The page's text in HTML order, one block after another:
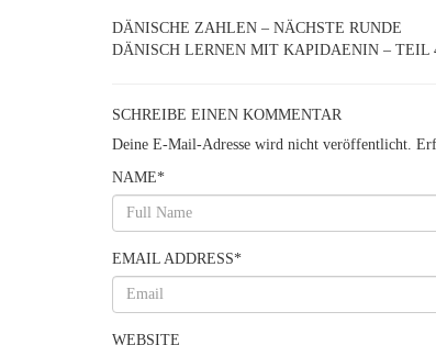
DÄNISCHE ZAHLEN – NÄCHSTE RUNDE
DÄNISCH LERNEN MIT KAPIDAENIN – TEIL
SCHREIBE EINEN KOMMENTAR
Deine E-Mail-Adresse wird nicht veröffentlicht.
NAME*
EMAIL ADDRESS*
WEBSITE